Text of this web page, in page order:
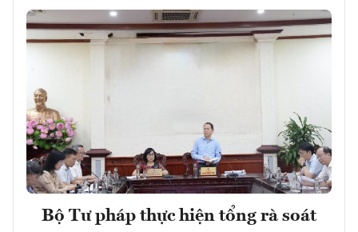
Bộ Tư pháp thực hiện tổng rà soát